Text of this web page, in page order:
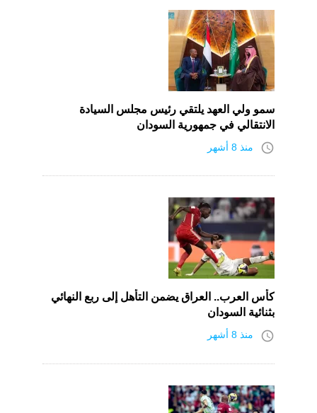
سمو ولي العهد يلتقي رئيس مجلس السيادة
الانتقالي في جمهورية السودان
access_time منذ 8 أشهر
كأس العرب.. العراق يضمن التأهل إلى ربع النهائي
بثنائية السودان
access_time منذ 8 أشهر